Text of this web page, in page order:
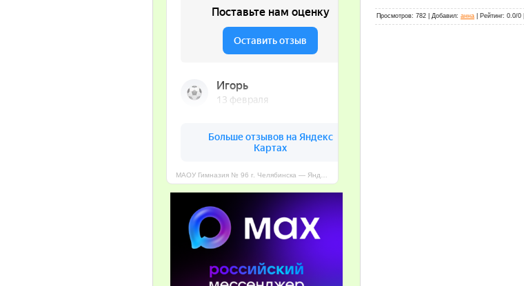
Просмотров: 782 | Добавил: анна Рейтинг: 0.0/0 |